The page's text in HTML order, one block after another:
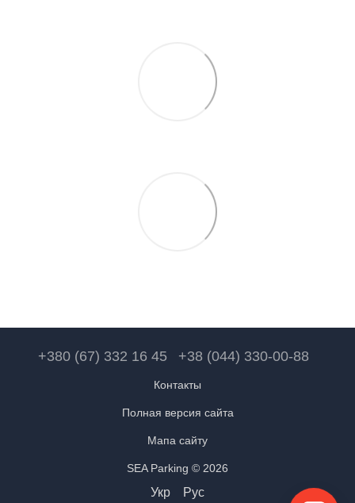
+380 (67) 332 16 45 +38 (044) 330-00-88
Контакты
Полная версия сайта
Мапа сайту
SEA Parking © 2026
Укр Рус